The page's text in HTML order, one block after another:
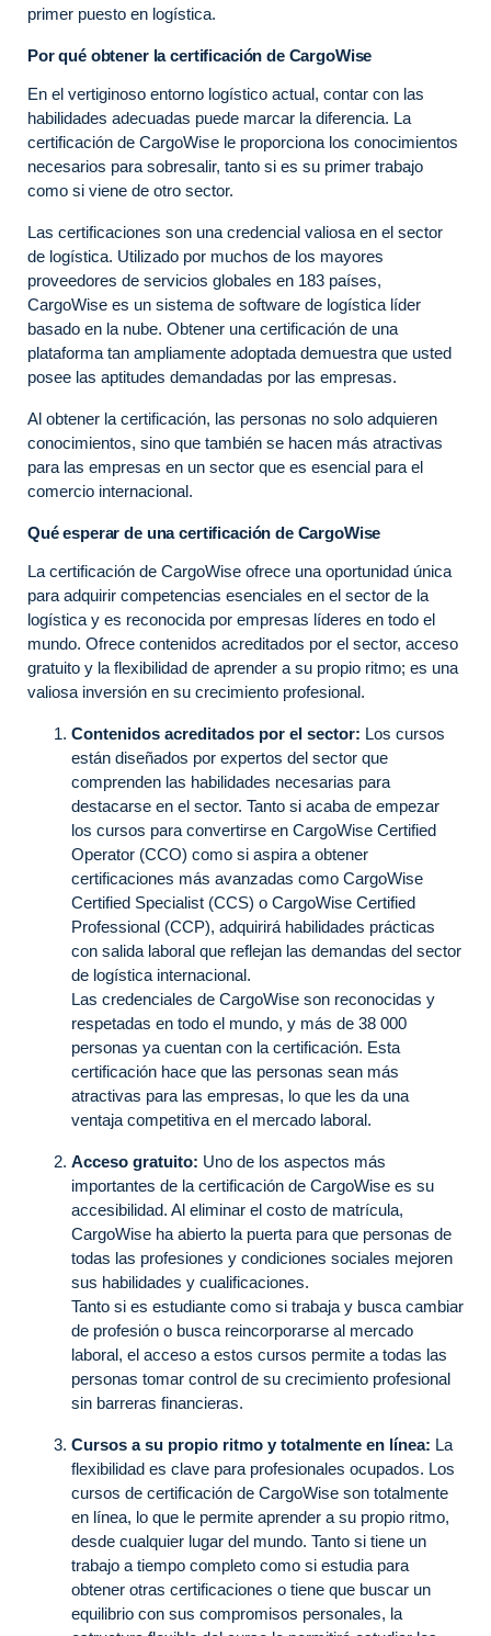
primer puesto en logística.
Por qué obtener la certificación de CargoWise
En el vertiginoso entorno logístico actual, contar con las
habilidades adecuadas puede marcar la diferencia. La
certificación de CargoWise le proporciona los conocimientos
necesarios para sobresalir, tanto si es su primer trabajo
como si viene de otro sector.
Las certificaciones son una credencial valiosa en el sector
de logística. Utilizado por muchos de los mayores
proveedores de servicios globales en 183 países,
CargoWise es un sistema de software de logística líder
basado en la nube. Obtener una certificación de una
plataforma tan ampliamente adoptada demuestra que usted
posee las aptitudes demandadas por las empresas.
Al obtener la certificación, las personas no solo adquieren
conocimientos, sino que también se hacen más atractivas
para las empresas en un sector que es esencial para el
comercio internacional.
Qué esperar de una certificación de CargoWise
La certificación de CargoWise ofrece una oportunidad única
para adquirir competencias esenciales en el sector de la
logística y es reconocida por empresas líderes en todo el
mundo. Ofrece contenidos acreditados por el sector, acceso
gratuito y la flexibilidad de aprender a su propio ritmo; es una
valiosa inversión en su crecimiento profesional.
Contenidos acreditados por el sector: Los cursos
están diseñados por expertos del sector que
comprenden las habilidades necesarias para
destacarse en el sector. Tanto si acaba de empezar
los cursos para convertirse en CargoWise Certified
Operator (CCO) como si aspira a obtener
certificaciones más avanzadas como CargoWise
Certified Specialist (CCS) o CargoWise Certified
Professional (CCP), adquirirá habilidades prácticas
con salida laboral que reflejan las demandas del sector
de logística internacional.
Las credenciales de CargoWise son reconocidas y
respetadas en todo el mundo, y más de 38 000
personas ya cuentan con la certificación. Esta
certificación hace que las personas sean más
atractivas para las empresas, lo que les da una
ventaja competitiva en el mercado laboral.
Acceso gratuito: Uno de los aspectos más
importantes de la certificación de CargoWise es su
accesibilidad. Al eliminar el costo de matrícula,
CargoWise ha abierto la puerta para que personas de
todas las profesiones y condiciones sociales mejoren
sus habilidades y cualificaciones.
Tanto si es estudiante como si trabaja y busca cambiar
de profesión o busca reincorporarse al mercado
laboral, el acceso a estos cursos permite a todas las
personas tomar control de su crecimiento profesional
sin barreras financieras.
Cursos a su propio ritmo y totalmente en línea: La
flexibilidad es clave para profesionales ocupados. Los
cursos de certificación de CargoWise son totalmente
en línea, lo que le permite aprender a su propio ritmo,
desde cualquier lugar del mundo. Tanto si tiene un
trabajo a tiempo completo como si estudia para
obtener otras certificaciones o tiene que buscar un
equilibrio con sus compromisos personales, la